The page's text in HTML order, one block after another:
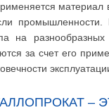
материал
на
за счет его
–